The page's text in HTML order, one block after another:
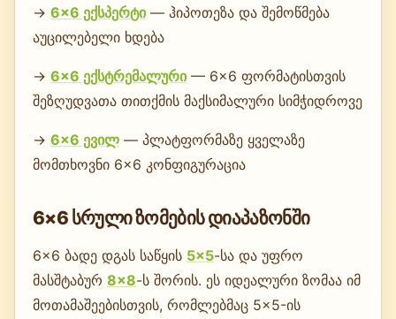
→ 6×6 ექსპერტი— ჰიპოთეზა და შემოწმება
აუცილებელი ხდება
→ 6×6 ექსტრემალური— 6×6 ფორმატისთვის
შეზღუდვათა თითქმის მაქსიმალური სიმჭიდროვე
→ 6×6 ევილ — პლატფორმაზე ყველაზე
მომთხოვნი 6×6 კონფიგურაცია
6×6 სრული ზომების დიაპაზონში
6×6 ბადე დგას საწყის 5×5-სა და უფრო
მასშტაბურ 8×8-ს შორის. ეს იდეალური ზომაა იმ
მოთამაშეებისთვის, რომლებმაც 5×5-ის